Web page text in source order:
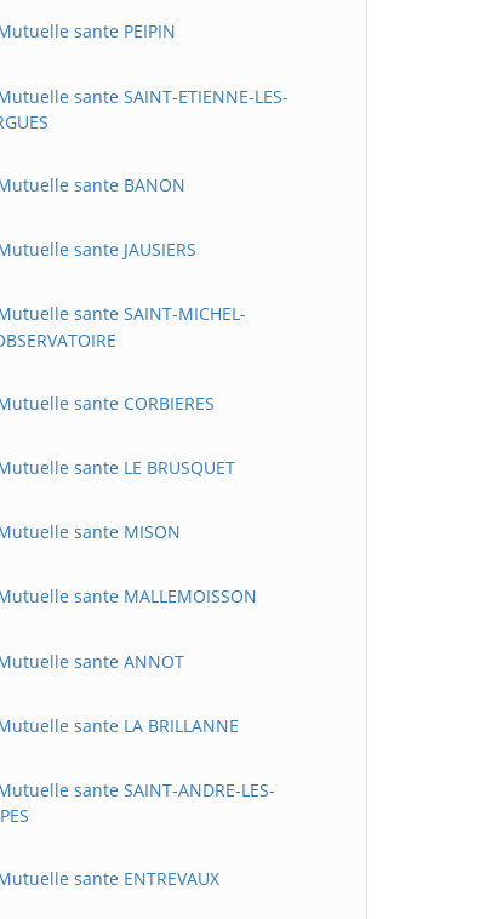
sante PEIPIN
sante SAINT-ETIENNE-LES-
sante BANON
sante JAUSIERS
sante SAINT-MICHEL-
sante CORBIERES
sante LE BRUSQUET
sante MISON
sante MALLEMOISSON
sante ANNOT
sante LA BRILLANNE
sante SAINT-ANDRE-LES-
sante ENTREVAUX